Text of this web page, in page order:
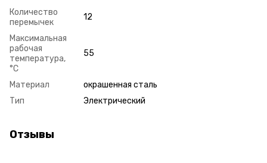
Количество
перемычек
12
Максимальная
рабочая
температура,
°С
55
Материал
окрашенная сталь
Тип
Электрический
Отзывы